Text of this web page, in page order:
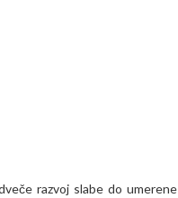
razvoj slabe do umerene